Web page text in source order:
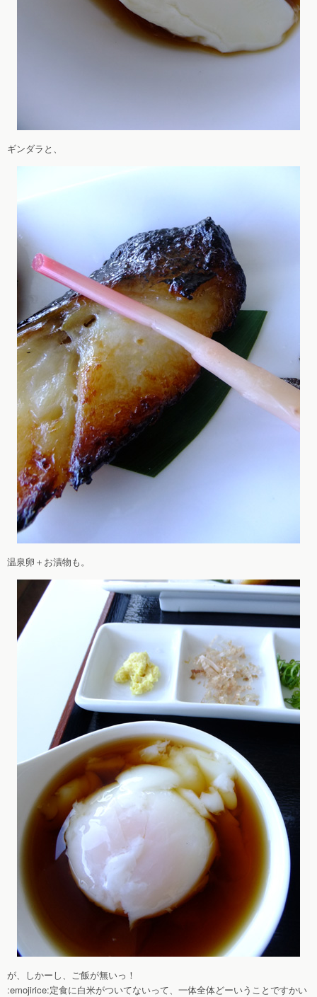
ギンダラと、
温泉卵＋お漬物も。
が、しかーし、ご飯が無いっ！
:emojirice:定食に白米がついてないって、一体全体どーいうことですかい